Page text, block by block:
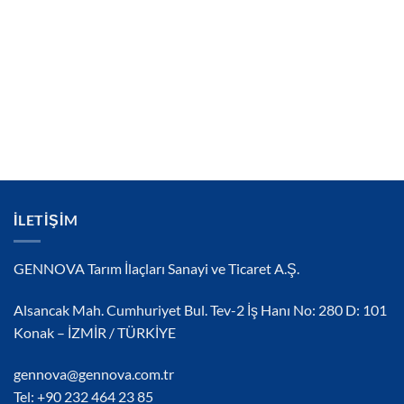
İLETIŞIM
GENNOVA Tarım İlaçları Sanayi ve Ticaret A.Ş.
Alsancak Mah. Cumhuriyet Bul. Tev-2 İş Hanı No: 280 D: 101
Konak – İZMİR / TÜRKİYE
gennova@gennova.com.tr
Tel: +90 232 464 23 85